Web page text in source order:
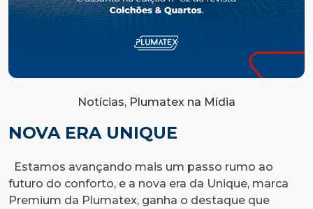
Notícias, Plumatex na Mídia
NOVA ERA UNIQUE
Estamos avançando mais um passo rumo ao
futuro do conforto, e a nova era da Unique, marca
Premium da Plumatex, ganha o destaque que